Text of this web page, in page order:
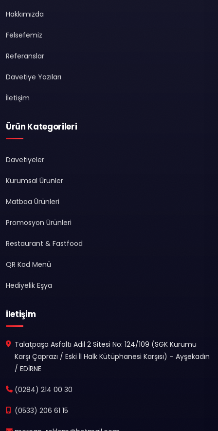
Hakkımızda
Felsefemiz
Referanslar
Davetiye Yazıları
İletişim
Ürün Kategorileri
Davetiyeler
Kurumsal Ürünler
Matbaa Ürünleri
Promosyon Ürünleri
Restaurant & Fastfood
QR Kod Menü
Hediyelik Eşya
İletişim
Talatpaşa Asfaltı Adil 2 Sitesi No: 124/109 (SGK Kurumu
Karşı Çaprazı / Eski İl Halk Kütüphanesi Karşısı) – Ayşekadın
/ EDİRNE
(0284) 214 00 30
(0533) 206 61 15